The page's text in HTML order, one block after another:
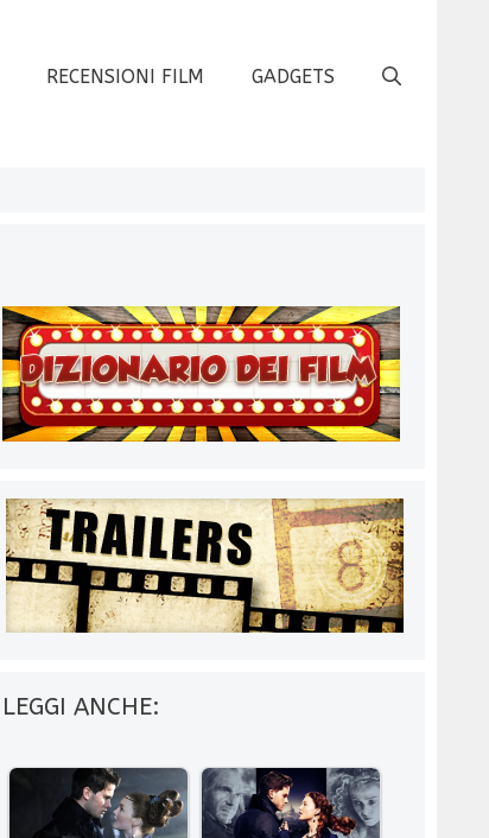
RECENSIONI FILM GADGETS
LEGGI ANCHE: